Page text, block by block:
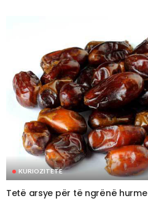
KURIOZITETE
Tetë arsye për të ngrënë hurme